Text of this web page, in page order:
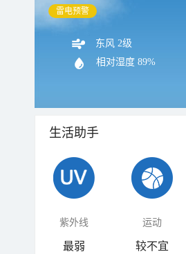
雷电预警
东风 2级
相对湿度 89%
生活助手
紫外线 运动
最弱 较不宜